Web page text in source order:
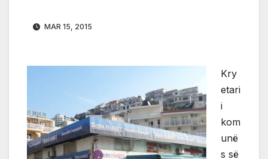
MAR 15, 2015
Kry
etari
i
kom
unë
s së